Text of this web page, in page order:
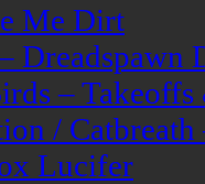
Me Dirt
Dreadspawn
–
/
Lucifer